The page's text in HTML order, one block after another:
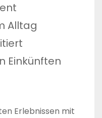
Alltag
Einkünften
Erlebnissen mit